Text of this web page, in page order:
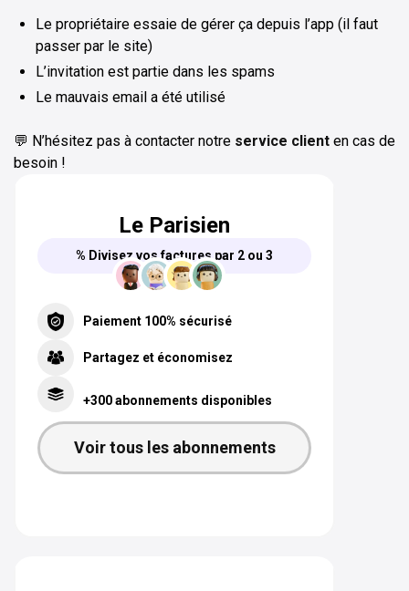
Le propriétaire essaie de gérer ça depuis l’app (il faut
passer par le site)
L’invitation est partie dans les spams
Le mauvais email a été utilisé
💬 N’hésitez pas à contacter notre service client en cas de
besoin !
Le Parisien
% Divisez vos factures par 2 ou 3
Paiement 100% sécurisé
Partagez et économisez
+300 abonnements disponibles
Voir tous les abonnements